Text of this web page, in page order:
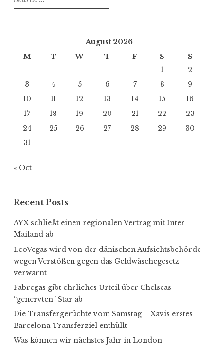
for:
August 2026
M
T W T F S
S
1
2
3
4 5 6 7 8
9
10
11 12 13 14 15
16
17
18 19 20 21 22
23
24
25 26 27 28 29
30
31
« Oct
Recent Posts
AYX schließt einen regionalen Vertrag mit Inter
Mailand ab
LeoVegas wird von der dänischen Aufsichtsbehörde
wegen Verstößen gegen das Geldwäschegesetz
verwarnt
Fabregas gibt ehrliches Urteil über Chelseas
“genervten” Star ab
Die Transfergerüchte vom Samstag – Xavis erstes
Barcelona-Transferziel enthüllt
Was können wir nächstes Jahr in London